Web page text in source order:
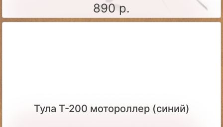
890 р.
Тула Т-200 мотороллер (синий)